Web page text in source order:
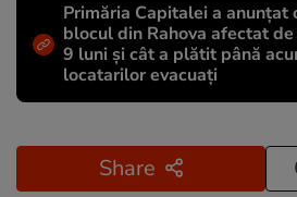
Primăria Capitalei a anunțat
blocul din Rahova afectat
9 luni și cât a plătit până
locatarilor evacuați
Share